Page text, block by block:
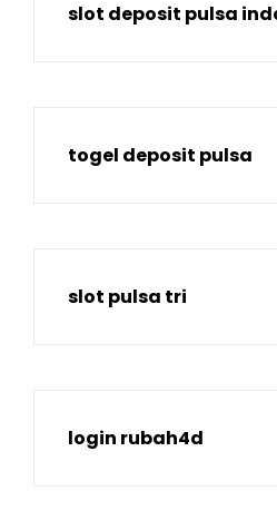
slot deposit pulsa
togel deposit pulsa
slot pulsa tri
login rubah4d